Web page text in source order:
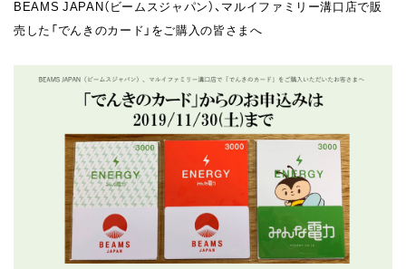
BEAMS JAPAN（ビームスジャパン）、マルイファミリー溝口店で販
売した「でんきのカード」をご購入の皆さまへ